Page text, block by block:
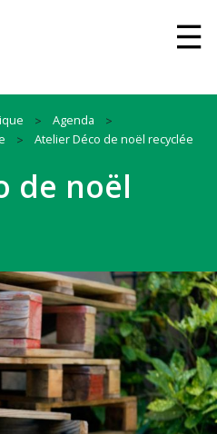
Agenda
Atelier Déco de noël recyclée
de noël